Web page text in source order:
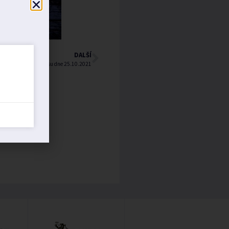
DALŠÍ
Hlášení rozhlasu dne 25.10.2021